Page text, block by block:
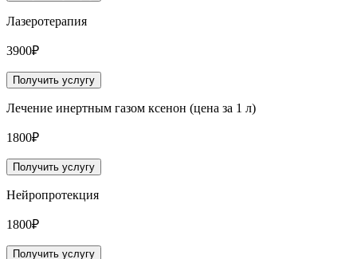
Лазеротерапия
3900₽
Получить услугу
Лечение инертным газом ксенон (цена за 1 л)
1800₽
Получить услугу
Нейропротекция
1800₽
Получить услугу